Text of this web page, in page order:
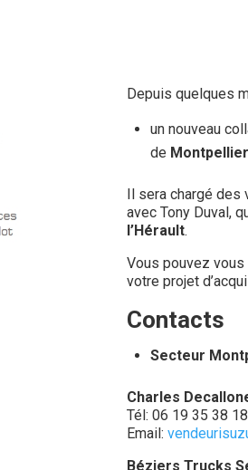
Depuis quelques
un nouveau
de
Il sera chargé des
avec Tony Duval,
l’Hérault.
Vous pouvez
votre projet
Contacts
Secteur
Charles
Tél: 06 19 35 38 18
Email:
Béziers Trucks